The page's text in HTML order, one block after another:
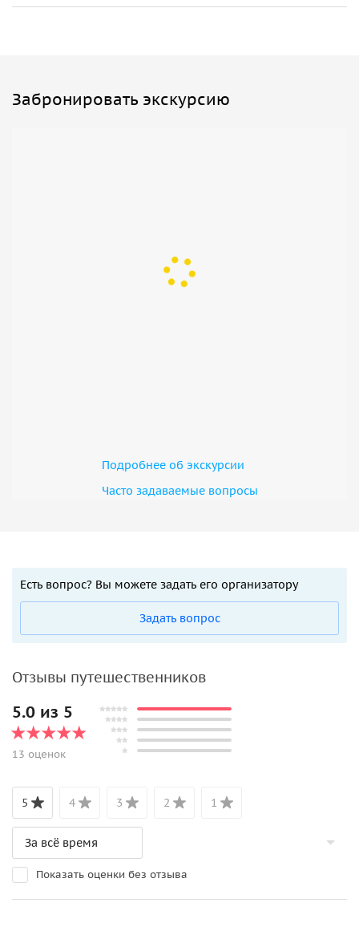
Забронировать экскурсию
Подробнее об экскурсии
Часто задаваемые вопросы
Есть вопрос? Вы можете задать его организатору
Задать вопрос
Отзывы путешественников
5.0 из 5
13 оценок
5 4 3 2 1
Показать оценки без отзыва